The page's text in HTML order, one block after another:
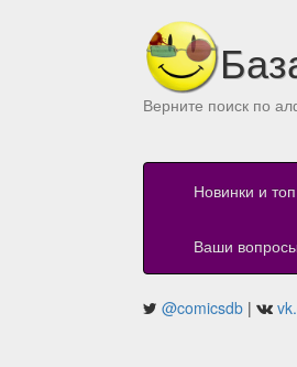
Верните поиск по
Новинки и топ
Ваши вопросы
@comicsdb |